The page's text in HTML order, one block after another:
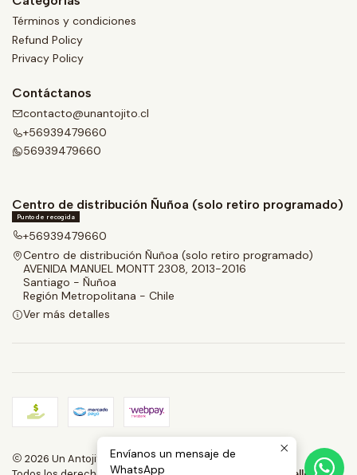
Términos y condiciones
Refund Policy
Privacy Policy
Contáctanos
contacto@unantojito.cl
+56939479660
56939479660
Centro de distribución Ñuñoa (solo retiro programado)
Punto de recogida
+56939479660
Centro de distribución Ñuñoa (solo retiro programado)
AVENIDA MANUEL MONTT 2308, 2013-2016
Santiago - Ñuñoa
Región Metropolitana - Chile
Ver más detalles
2026 Un Antojito.
Envíanos un mensaje de
WhatsApp